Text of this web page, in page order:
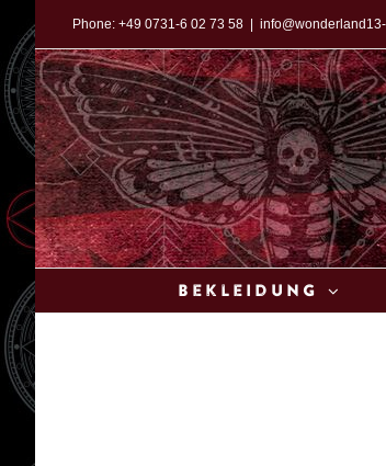
Inhalt
springen
Phone: +49 0731-6 02 73 58
Bekleidung